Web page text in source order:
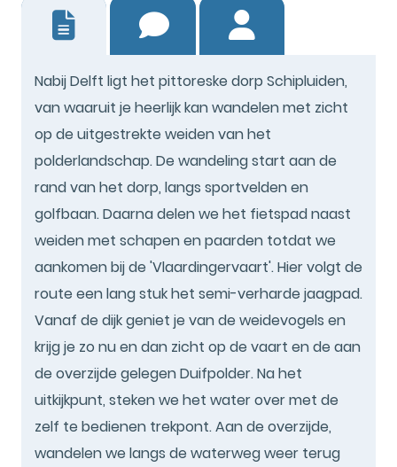
Nabij Delft ligt het pittoreske dorp Schipluiden,
van waaruit je heerlijk kan wandelen met zicht
op de uitgestrekte weiden van het
polderlandschap. De wandeling start aan de
rand van het dorp, langs sportvelden en
golfbaan. Daarna delen we het fietspad naast
weiden met schapen en paarden totdat we
aankomen bij de 'Vlaardingervaart'. Hier volgt de
route een lang stuk het semi-verharde jaagpad.
Vanaf de dijk geniet je van de weidevogels en
krijg je zo nu en dan zicht op de vaart en de aan
de overzijde gelegen Duifpolder. Na het
uitkijkpunt, steken we het water over met de
zelf te bedienen trekpont. Aan de overzijde,
wandelen we langs de waterweg weer terug